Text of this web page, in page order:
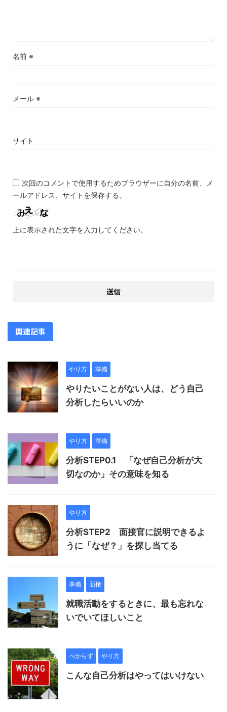
名前 ※
メール ※
サイト
次回のコメントで使用するためブラウザーに自分の名前、メ
ールアドレス、サイトを保存する。
上に表示された文字を入力してください。
関連記事
やり方 準備
やりたいことがない人は、どう自己
分析したらいいのか
やり方 準備
分析STEP0.1 「なぜ自己分析が大
切なのか」その意味を知る
やり方
分析STEP2 面接官に説明できるよ
うに「なぜ？」を探し当てる
準備 面接
就職活動をするときに、最も忘れな
いでいてほしいこと
べからず やり方
こんな自己分析はやってはいけない